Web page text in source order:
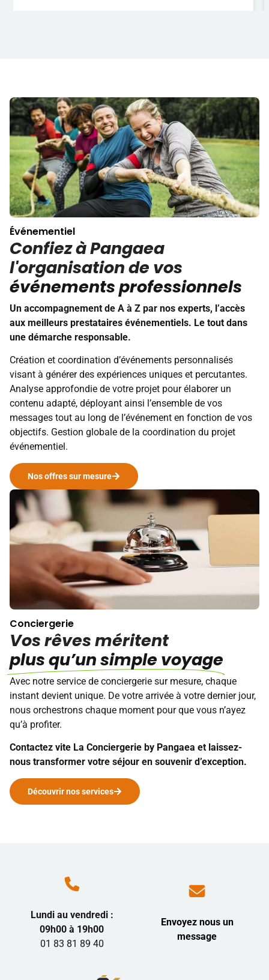
Événementiel
Confiez à Pangaea
l'organisation de vos
événements professionnels
Un accompagnement de A à Z par nos experts, l’accès
aux meilleurs prestataires événementiels. Le tout dans
une démarche responsable.
Création et coordination d’événements personnalisés
visant à générer des expériences uniques et percutantes.
Analyse approfondie de votre projet pour élaborer un
contenu adapté, déployant ainsi l’ensemble de vos
messages tout au long de l’événement en fonction de vos
objectifs. Gestion globale de la coordination du projet
événementiel.
Nos offres sur mesure
Conciergerie
Vos rêves méritent
plus qu’un simple voyage
Avec notre service de conciergerie sur mesure, chaque
instant devient unique. De votre arrivée à votre dernier jour,
nous orchestrons chaque moment pour que vous n’ayez
qu’à profiter.
Contactez vite La Conciergerie by Pangaea et laissez-
nous transformer votre séjour en souvenir d’exception.
Découvrir nos services
Lundi au vendredi :
09h00 à 19h00
01 83 81 89 40
Envoyez nous un
message